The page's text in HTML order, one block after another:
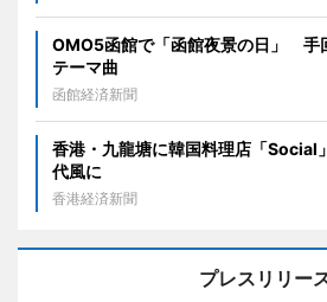
OMO5函館で「函館夜景の日」 手
テーマ曲
函館経済新聞
香港・九龍塘に韓国料理店「
代風に
香港経済新聞
プレスリリー